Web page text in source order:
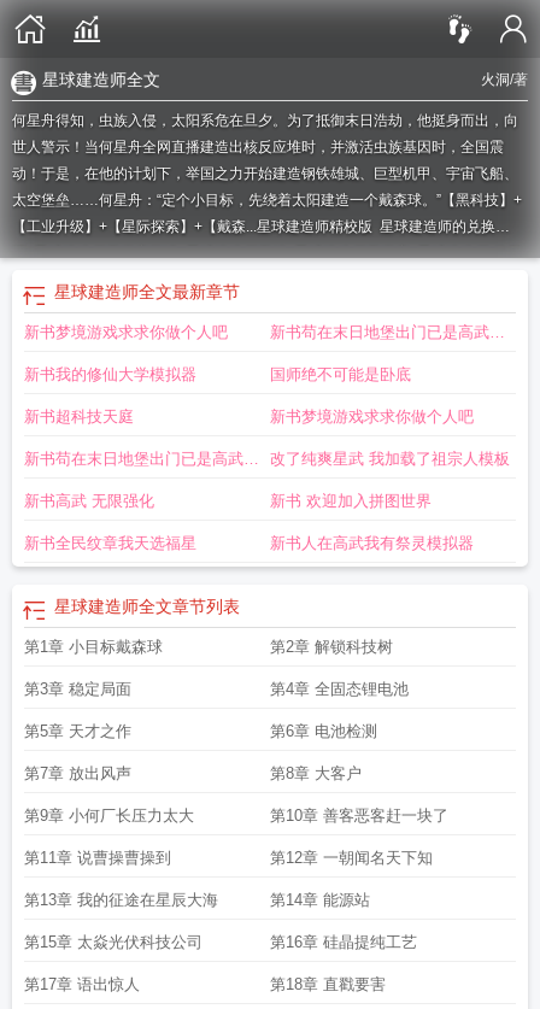
火洞/著
星球建造师全文
何星舟得知，虫族入侵，太阳系危在旦夕。为了抵御末日浩劫，他挺身而出，向
世人警示！当何星舟全网直播建造出核反应堆时，并激活虫族基因时，全国震
动！于是，在他的计划下，举国之力开始建造钢铁雄城、巨型机甲、宇宙飞船、
太空堡垒……何星舟：“定个小目标，先绕着太阳建造一个戴森球。”【黑科技】+
【工业升级】+【星际探索】+【戴森...星球建造师精校版 星球建造师的兑换
码星球建造师无弹窗阅读星球建造师无错星球建造师无弹窗星球建造师 修复
星球建造师手打无错字版 星球建造师笔趣阁最新章节
科 星球建造师游戏
造师 全本星球建造师免费全文阅读5200星球建造师无乱码手打星球建造师七
建造大师游戏星球建造师 笔趣阁最新 星球建造师免费星球建造师兑换码
建造师无防盗TXT
星球建造师顶点中文星球建造师起
趣阁在线星球建造师最新章节笔趣阁 星球建造师无弹窗手机版 星球建造师无弹
窗免费星球建造师为什么不用密码都可以扣钱 星球建造师ID一览表
建造师最新章节在线阅读星球建造师正文星球建造师电子书星球建造师无乱
码星球建造师在线阅读免费完整版星球建造师最新章节免费星球建造师阅
读星球建造师原著 星球建造师笔趣阁免费阅读无弹窗
法星球建造师免费阅读星球建造师 无弹窗阅读星球建造师无弹窗最新章节星
球建造师 笔趣阁手机版
星球建造师TXT星球建造师全本完结免费
123读
星球星球建造师 星球建造师作者火洞 星球建造师好看吗
防盗星球建造师 火洞 星球建造师笔趣阁最新章节TXT
大师无限金币钻石版
星球建造师无删减全文免费阅读
造师txt星球建造大师破解版 星球建造师全本星球建造师正常版 星球建造师笔
节星球建造师免费阅读无弹窗 星球建造师笔趣阁星球建造师TXT免费
造师中文版 星球建造师无乱码txt 星球建造师TXT精校版
造师第三中文网星球建造师在线 星球建造师123读书网星球建造大师免费领
软件
星球建造师全文最新章节
新书梦境游戏求求你做个人吧 新书苟在末日地堡出门已是高武纪
元
新书我的修仙大学模拟器 国师绝不可能是卧底
新书超科技天庭 新书梦境游戏求求你做个人吧
新书苟在末日地堡出门已是高武纪
元
改了纯爽星武 我加载了祖宗人模板
新书高武 无限强化 新书 欢迎加入拼图世界
新书全民纹章我天选福星 新书人在高武我有祭灵模拟器
星球建造师全文章节列表
第1章 小目标戴森球 第2章 解锁科技树
第3章 稳定局面 第4章 全固态锂电池
第5章 天才之作 第6章 电池检测
第7章 放出风声 第8章 大客户
第9章 小何厂长压力太大 第10章 善客恶客赶一块了
第11章 说曹操曹操到 第12章 一朝闻名天下知
第13章 我的征途在星辰大海 第14章 能源站
第15章 太焱光伏科技公司 第16章 硅晶提纯工艺
第17章 语出惊人 第18章 直戳要害